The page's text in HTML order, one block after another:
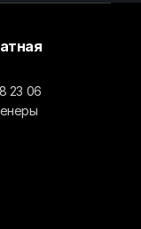
23 06